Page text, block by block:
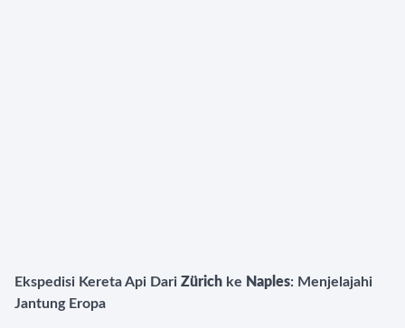
Ekspedisi Kereta Api Dari Zürich ke Naples: Menjelajahi
Jantung Eropa